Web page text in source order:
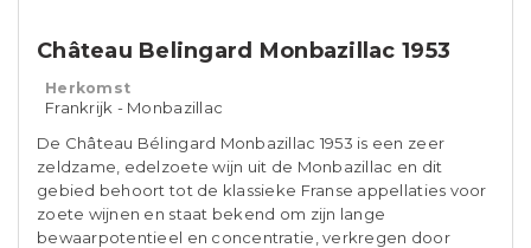
Château Belingard Monbazillac 1953
Herkomst
Frankrijk - Monbazillac
De Château Bélingard Monbazillac 1953 is een zeer
zeldzame, edelzoete wijn uit de Monbazillac en dit
gebied behoort tot de klassieke Franse appellaties voor
zoete wijnen en staat bekend om zijn lange
bewaarpotentieel en concentratie, verkregen door